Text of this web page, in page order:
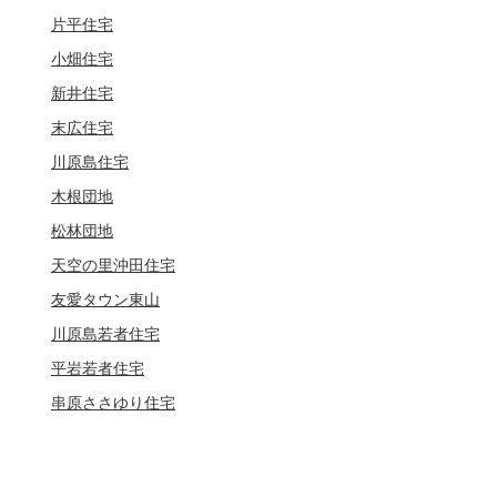
片平住宅
小畑住宅
新井住宅
末広住宅
川原島住宅
木根団地
松林団地
天空の里沖田住宅
友愛タウン東山
川原島若者住宅
平岩若者住宅
串原ささゆり住宅